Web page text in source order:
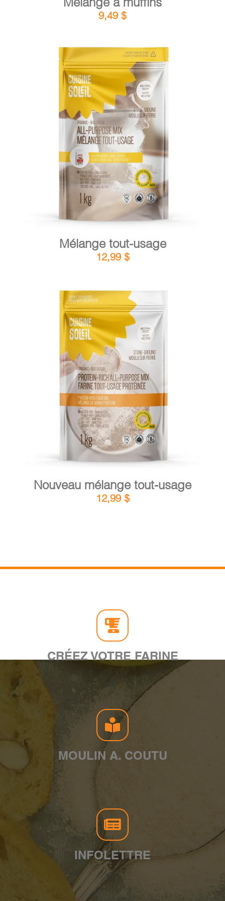
9,49 $
AJOUTER AU PANIER / DÉTAILS
Mélange tout-usage
12,99 $
AJOUTER AU PANIER / DÉTAILS
Nouveau mélange tout-usage
12,99 $
CRÉEZ VOTRE FARINE
MOULIN A. COUTU
INFOLETTRE